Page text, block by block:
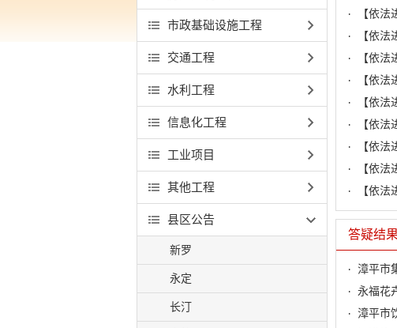
市政基础设施工程
交通工程
水利工程
信息化工程
工业项目
其他工程
县区公告
新罗
永定
长汀
【依
【依
【依
【依
【依
【依
【依
【依
答疑结果
漳平市
永福花
漳平市